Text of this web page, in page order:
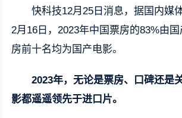
快科技12月25日消息，据国内媒
2月16日，2023年中国票房的83%由
房前十名均为国产电影。
2023年，无论是票房、口碑还是
影都遥遥领先于进口片。